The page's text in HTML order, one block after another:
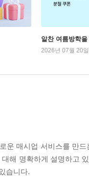
알찬 여름방학
2026년 07월 20
운 매시업 서비스를 만
해 명확하게 설명하고
습니다.